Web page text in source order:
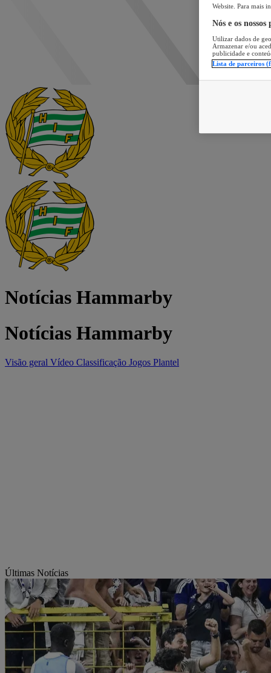
Notícias Hammarby
Notícias Hammarby
Visão geral Vídeo Classificação Jogos Plantel
Últimas Notícias
Website. Para mais
Nós e os
Utilizar dados de
Armazenar e/ou
publicidade e
Lista de parceiros